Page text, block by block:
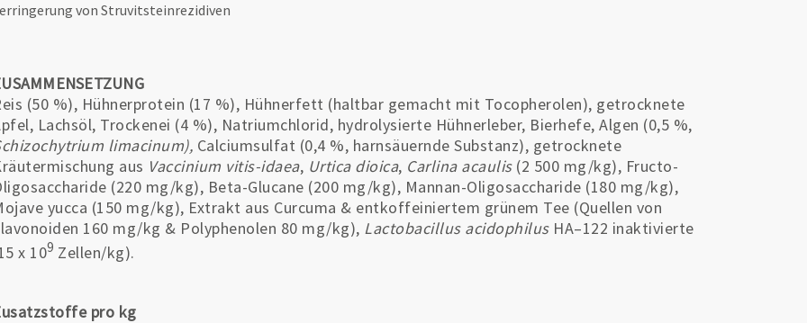
von Struvitsteinrezidiven
(50 %), Hühnerprotein (17 %), Hühnerfett (haltbar gemacht mit Tocopherolen), getrocknete
Lachsöl, Trockenei (4 %), Natriumchlorid, hydrolysierte Hühnerleber, Bierhefe, Algen (0,5 %,
limacinum), Calciumsulfat (0,4 %, harnsäuernde Substanz), getrocknete
aus Vaccinium vitis-idaea, Urtica dioica, Carlina acaulis(2 500 mg/kg), Fructo-
(220 mg/kg), Beta-Glucane (200 mg/kg), Mannan-Oligosaccharide (180 mg/kg),
yucca (150 mg/kg), Extrakt aus Curcuma & entkoffeiniertem grünem Tee (Quellen von
160 mg/kg & Polyphenolen 80 mg/kg), Lactobacillus acidophilusHA–122 inaktivierte
x 109 Zellen/kg).
pro kg